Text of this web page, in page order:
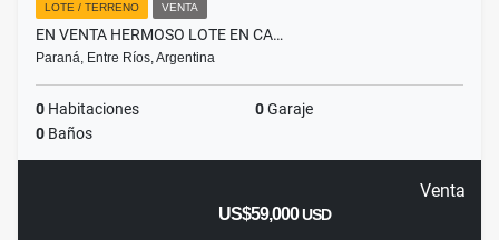
LOTE / TERRENO VENTA
EN VENTA HERMOSO LOTE EN CA…
Paraná, Entre Ríos, Argentina
0 Habitaciones 0Garaje
0 Baños
Venta
US$59,000USD